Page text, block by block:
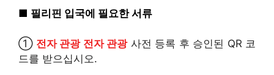
■ 필리핀 입국에 필요한 서류
① 전자 관광 전자 관광 사전 등록 후 승인된 QR 코
드를 받으십시오.